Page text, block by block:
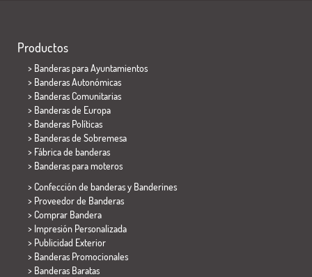
Productos
> Banderas para Ayuntamientos
> Banderas Autonómicas
> Banderas Comunitarias
> Banderas de Europa
> Banderas Políticas
> Banderas de Sobremesa
> Fábrica de banderas
> Banderas para moteros
> Confección de banderas y Banderines
> Proveedor de Banderas
> Comprar Bandera
> Impresión Personalizada
> Publicidad Exterior
> Banderas Promocionales
> Banderas Baratas